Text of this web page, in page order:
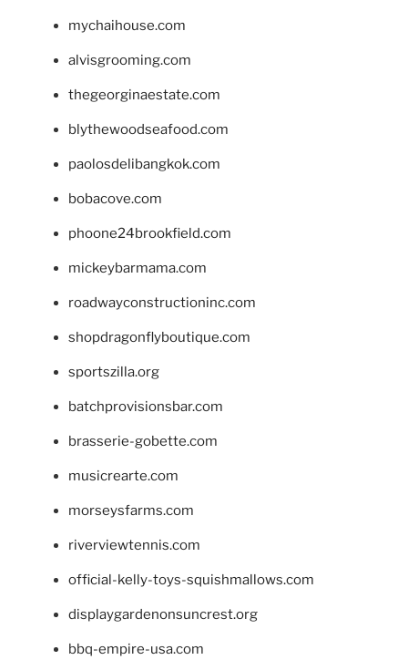
mychaihouse.com
alvisgrooming.com
thegeorginaestate.com
blythewoodseafood.com
paolosdelibangkok.com
bobacove.com
phoone24brookfield.com
mickeybarmama.com
roadwayconstructioninc.com
shopdragonflyboutique.com
sportszilla.org
batchprovisionsbar.com
brasserie-gobette.com
musicrearte.com
morseysfarms.com
riverviewtennis.com
official-kelly-toys-squishmallows.com
displaygardenonsuncrest.org
bbq-empire-usa.com